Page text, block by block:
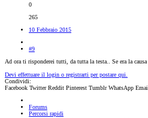
0
265
10 Febbraio 2015
#9
Ad ora ti risponderei tutti, da tutta la testa.. Se era la
Devi effettuare il login o registrarti per postare qui.
Condividi:
Facebook Twitter Reddit Pinterest Tumblr WhatsApp
Forums
Percorsi rapidi